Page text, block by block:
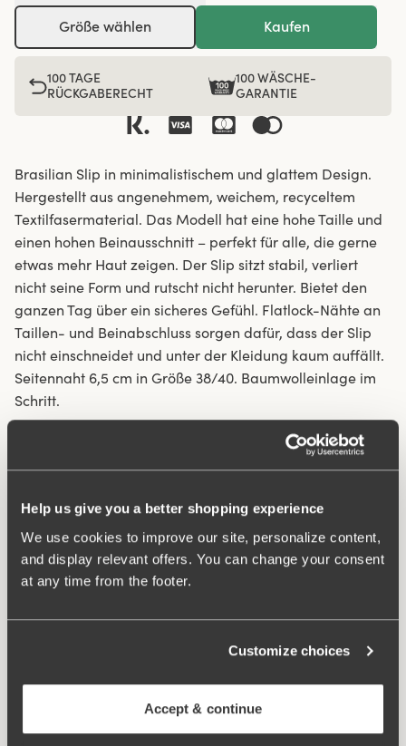
Help us give you a better shopping experience
We use cookies to improve our site, personalize content,
and display relevant offers. You can change your consent
at any time from the footer.
Customize choices
Accept & continue
Größe wählen Kaufen
100 TAGE
RÜCKGABERECHT
100 WÄSCHE-
GARANTIE
Brasilian Slip in minimalistischem und glattem Design.
Hergestellt aus angenehmem, weichem, recyceltem
Textilfasermaterial. Das Modell hat eine hohe Taille und
einen hohen Beinausschnitt – perfekt für alle, die gerne
etwas mehr Haut zeigen. Der Slip sitzt stabil, verliert
nicht seine Form und rutscht nicht herunter. Bietet den
ganzen Tag über ein sicheres Gefühl. Flatlock-Nähte an
Taillen- und Beinabschluss sorgen dafür, dass der Slip
nicht einschneidet und unter der Kleidung kaum auffällt.
Seitennaht 6,5 cm in Größe 38/40. Baumwolleinlage im
Schritt.
Hohe Taille und hoher beinausschnitt.
Rutscht nicht nach unten.
Flatlock-Nähte an Taillen- und Beinabschluss sorgen
dafür, dass der Slip nicht einschneidet und unter der
Kleidung kaum auffällt.